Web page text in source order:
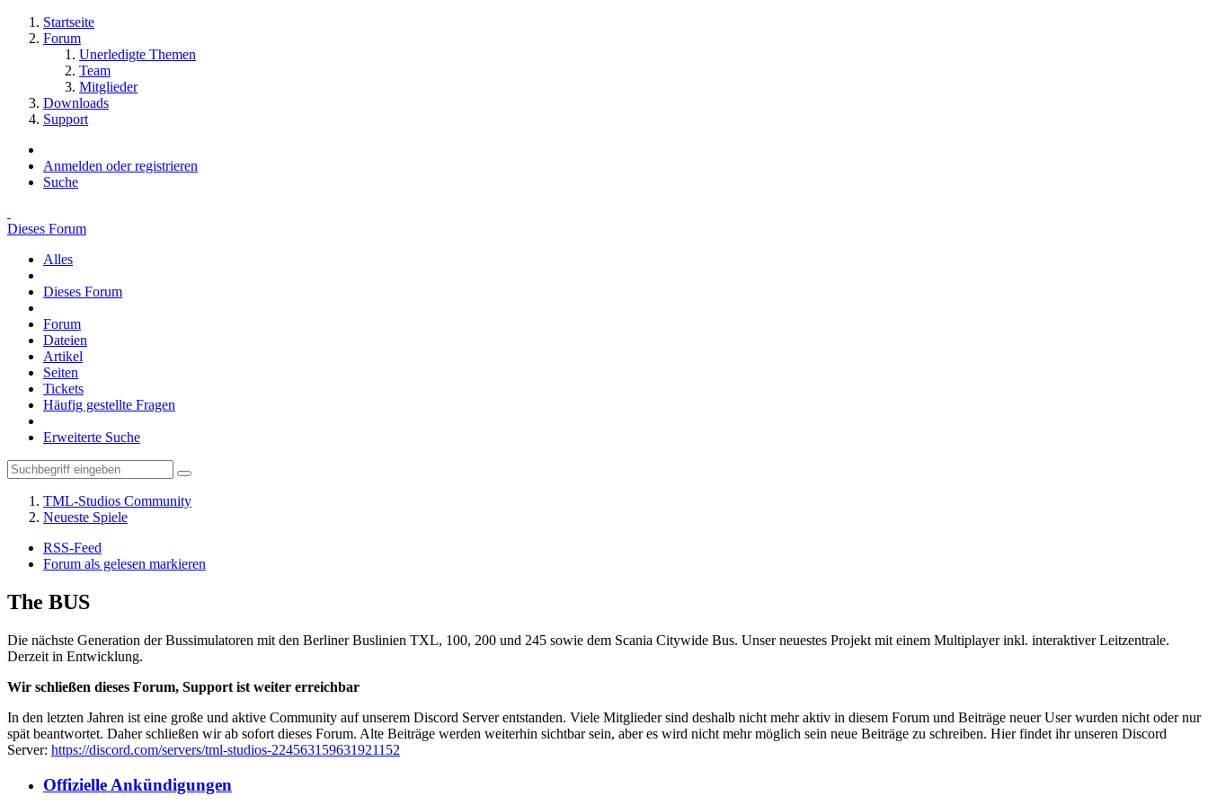
Startseite
Forum
Unerledigte Themen
Team
Mitglieder
Downloads
Support
Anmelden oder registrieren
Suche
Dieses Forum
Alles
Dieses Forum
Forum
Dateien
Artikel
Seiten
Tickets
Häufig gestellte Fragen
Erweiterte Suche
TML-Studios Community
Neueste Spiele
RSS-Feed
Forum als gelesen markieren
The BUS
Die nächste Generation der Bussimulatoren mit den Berliner Buslinien TXL, 100, 200 und 245 sowie dem Scania Citywide Bus. Unser neuestes Projekt mit einem Multiplayer inkl. interaktiver Leitzentrale.
Derzeit in Entwicklung.
Wir schließen dieses Forum, Support ist weiter erreichbar
In den letzten Jahren ist eine große und aktive Community auf unserem Discord Server entstanden. Viele Mitglieder sind deshalb nicht mehr aktiv in diesem Forum und Beiträge neuer User wurden nicht oder nur
spät beantwortet. Daher schließen wir ab sofort dieses Forum. Alte Beiträge werden weiterhin sichtbar sein, aber es wird nicht mehr möglich sein neue Beiträge zu schreiben. Hier findet ihr unseren Discord
Server: https://discord.com/servers/tml-studios-224563159631921152
Offizielle Ankündigungen